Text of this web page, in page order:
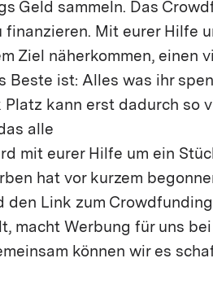
Geld sammeln. Das
Mit eurer Hilfe
Ziel näherkommen, einen
Beste ist: Alles was ihr
Platz kann erst dadurch so
alle
mit eurer Hilfe um ein
hat vor kurzem
den Link zum
macht Werbung für uns
können wir es